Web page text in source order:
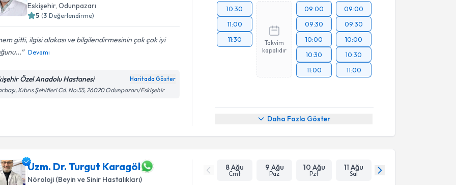
Eskişehir, Odunpazarı
5 (3 Değerlendirme)
gitti, ilgisi alakası ve bilgilendirmesinin çok çok iyi
Devamı
Özel Anadolu Hastanesi Haritada Göster
Kıbrıs Şehitleri Cd. No:55, 26020 Odunpazarı/Eskişehir
10:30
11:00
11:30
Takvim
kapalıdır
09:00
09:30
10:00
10:30
11:00
09:00
09:30
10:00
10:30
11:00
Daha Fazla Göster
Uzm. Dr. Turgut Karagöl
Nöroloji (Beyin ve Sinir Hastalıkları)
8 Ağu
Cmt
9 Ağu
Paz
10 Ağu
Pzt
11 Ağu
Sal